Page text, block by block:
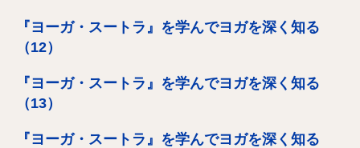
『ヨーガ・スートラ』を学んでヨガを深く知る
（12）
『ヨーガ・スートラ』を学んでヨガを深く知る
（13）
『ヨーガ・スートラ』を学んでヨガを深く知る